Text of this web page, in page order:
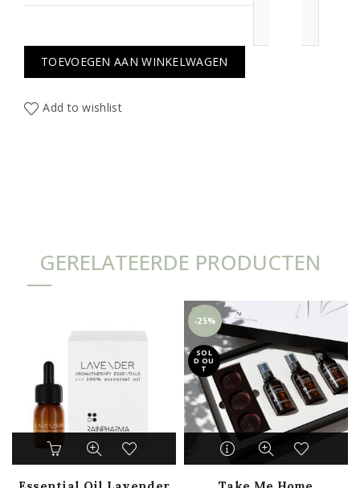
TOEVOEGEN AAN WINKELWAGEN
Add to wishlist
GERELATEERDE PRODUCTEN
-25%
SOL
D OU
T